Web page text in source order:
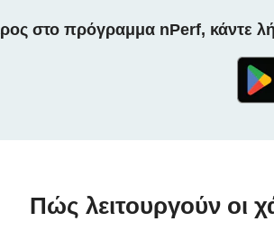
στο πρόγραμμα nPerf, κάντε
Πώς λειτουργούν οι